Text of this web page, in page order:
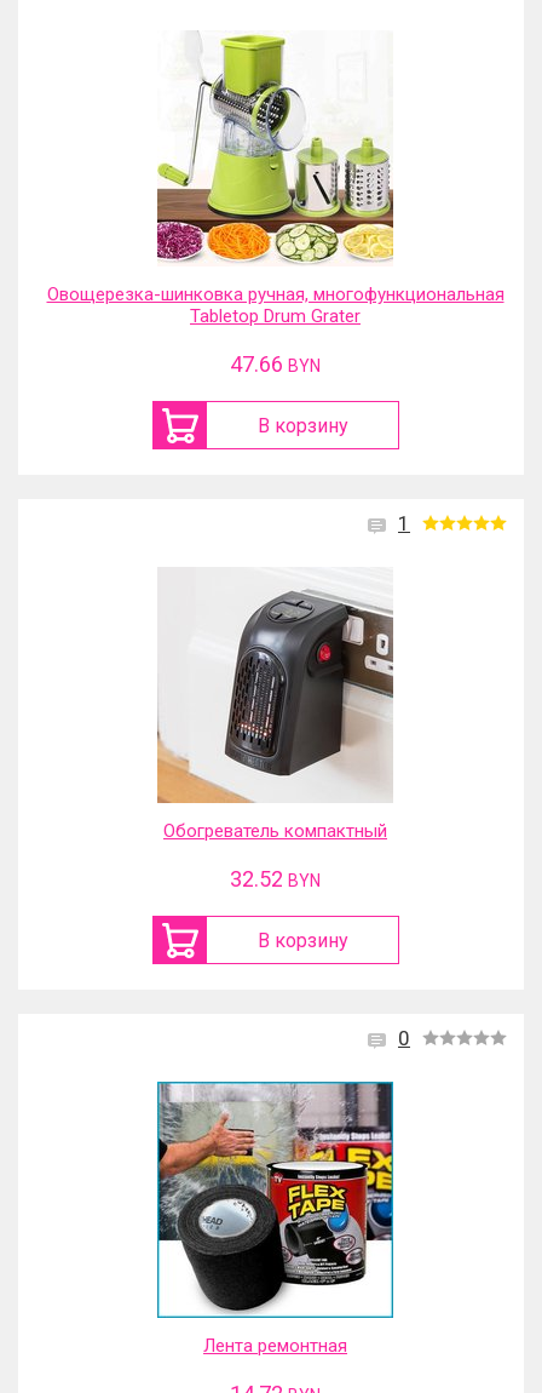
Овощерезка-шинковка ручная, многофункциональная
Tabletop Drum Grater
47.66 BYN
В корзину
1
Обогреватель компактный
32.52 BYN
В корзину
0
Лента ремонтная